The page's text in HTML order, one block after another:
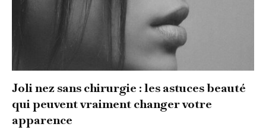
Joli nez sans chirurgie : les astuces beauté
qui peuvent vraiment changer votre
apparence